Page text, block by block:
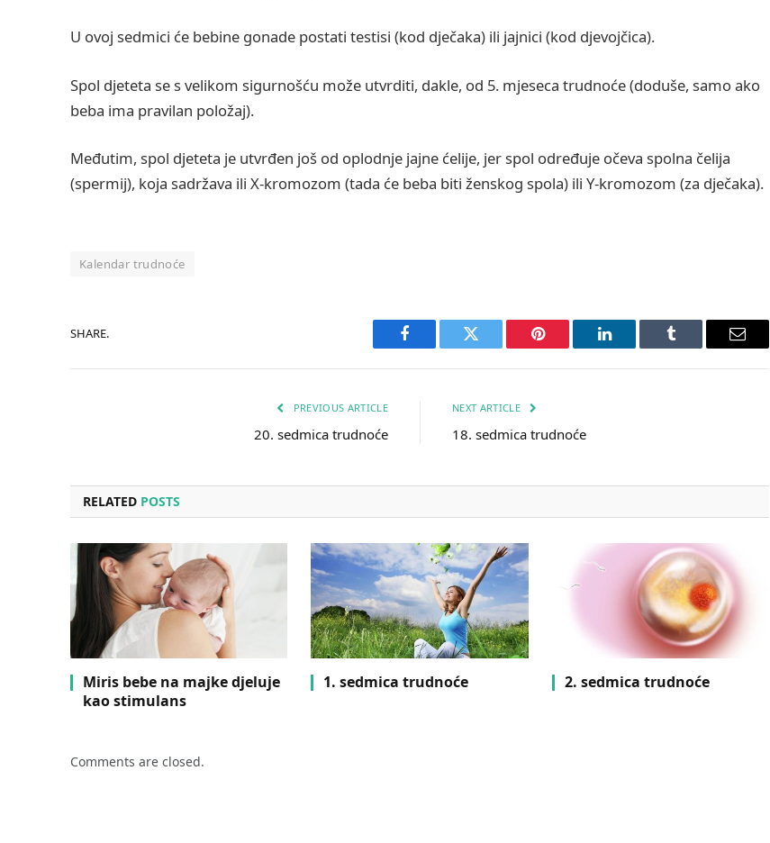
U ovoj sedmici će bebine gonade postati testisi (kod dječaka) ili jajnici (kod djevojčica).
Spol djeteta se s velikom sigurnošću može utvrditi, dakle, od 5. mjeseca trudnoće (doduše, samo ako
beba ima pravilan položaj).
Međutim, spol djeteta je utvrđen još od oplodnje jajne ćelije, jer spol određuje očeva spolna čelija
(spermij), koja sadržava ili X-kromozom (tada će beba biti ženskog spola) ili Y-kromozom (za dječaka).
Kalendar trudnoće
SHARE.
Facebook Twitter Pinterest LinkedIn Tumblr Email
PREVIOUS ARTICLE
20. sedmica trudnoće
NEXT ARTICLE
18. sedmica trudnoće
RELATED POSTS
Miris bebe na majke djeluje
kao stimulans
1. sedmica trudnoće 2. sedmica trudnoće
Comments are closed.